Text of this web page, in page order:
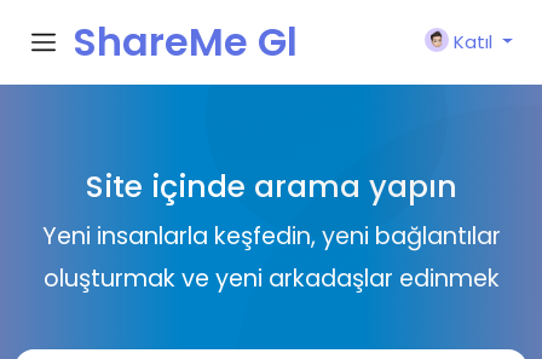
ShareMe Gl
Katıl
Site içinde arama yapın
Yeni insanlarla keşfedin, yeni bağlantılar
oluşturmak ve yeni arkadaşlar edinmek